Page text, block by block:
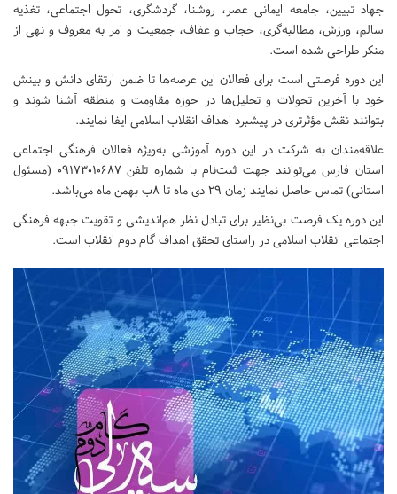
جهاد تبیین، جامعه ایمانی عصر، روشنا، گردشگری، تحول اجتماعی، تغذیه
سالم، ورزش، مطالبه‌گری، حجاب و عفاف، جمعیت و امر به معروف و نهی از
منکر طراحی شده است.
این دوره فرصتی است برای فعالان این عرصه‌ها تا ضمن ارتقای دانش و بینش
خود با آخرین تحولات و تحلیل‌ها در حوزه مقاومت و منطقه آشنا شوند و
بتوانند نقش مؤثرتری در پیشبرد اهداف انقلاب اسلامی ایفا نمایند.
علاقه‌مندان به شرکت در این دوره آموزشی به‌ویژه فعالان فرهنگی اجتماعی
استان فارس می‌توانند جهت ثبت‌نام با شماره تلفن 09173010687 (مسئول
استانی) تماس حاصل نمایند زمان 29 دی ماه تا 8ب بهمن ماه می‌باشد.
این دوره یک فرصت بی‌نظیر برای تبادل نظر هم‌اندیشی و تقویت جبهه فرهنگی
اجتماعی انقلاب اسلامی در راستای تحقق اهداف گام دوم انقلاب است.